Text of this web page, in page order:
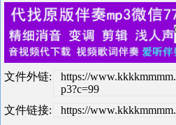
文件外链:
https://
p3?c=99
文件链接:
https://